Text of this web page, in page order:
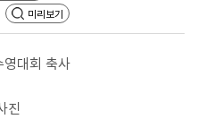
미리보기
영대회 축사
진